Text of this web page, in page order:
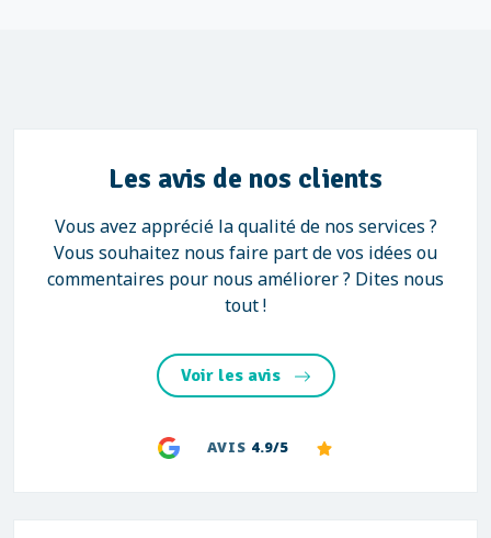
Les avis de nos clients
Vous avez apprécié la qualité de nos services ?
Vous souhaitez nous faire part de vos idées ou
commentaires pour nous améliorer ? Dites nous
tout !
Voir les avis
AVIS 4.9/5